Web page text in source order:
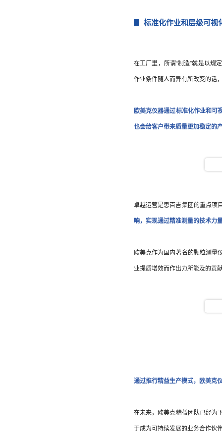
标准化作业和层级可视
在工厂里，所谓“制造”就是以规
作业条件随人而异有所改变的话
欧美克仪器通过标准化作业和可
也会给客户带来质量更加稳定的
卓越运营是思百吉集团的重点项
响，实现通过精准测量的技术力
欧美克作为国内著名的颗粒测量
业提质增效而作出力所能及的贡
通过推行精益生产模式，欧美克
在未来，欧美克精益团队已经为
于成为可持续发展的业务合作伙